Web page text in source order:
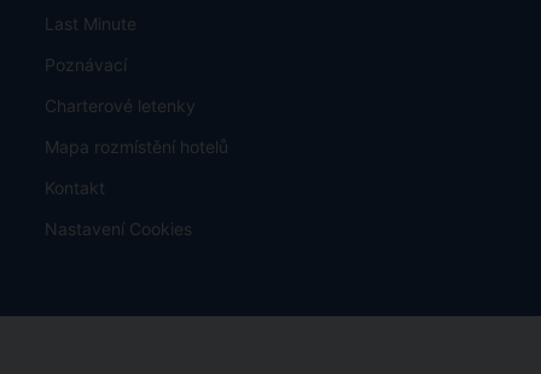
Last Minute
Poznávací
Charterové letenky
Mapa rozmístění hotelů
Kontakt
Nastavení Cookies